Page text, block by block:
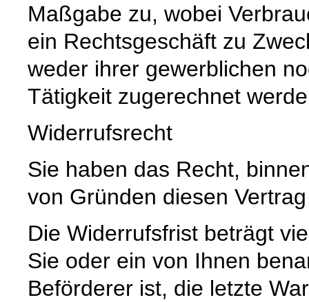
Maßgabe zu, wobei
ein Rechtsgeschäft zu
weder ihrer gewerblichen
Tätigkeit zugerechnet
Widerrufsrecht
Sie haben das Recht,
von Gründen diesen
Die Widerrufsfrist beträgt
Sie oder ein von Ihnen
Beförderer ist, die letzte